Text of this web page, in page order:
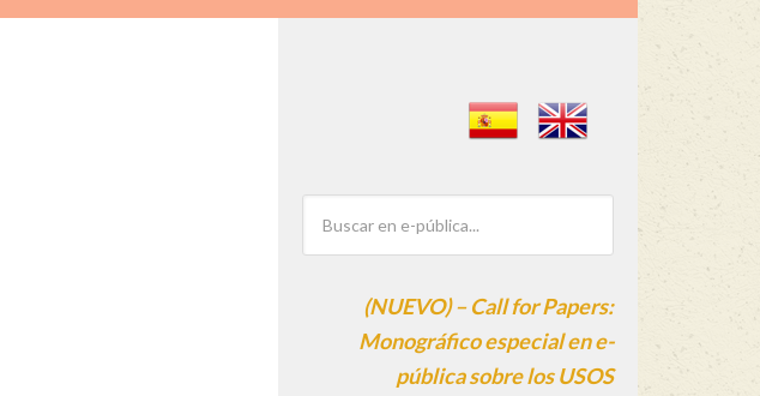
(NUEVO) – Call for Papers:
Monográfico especial en e-
pública sobre los USOS